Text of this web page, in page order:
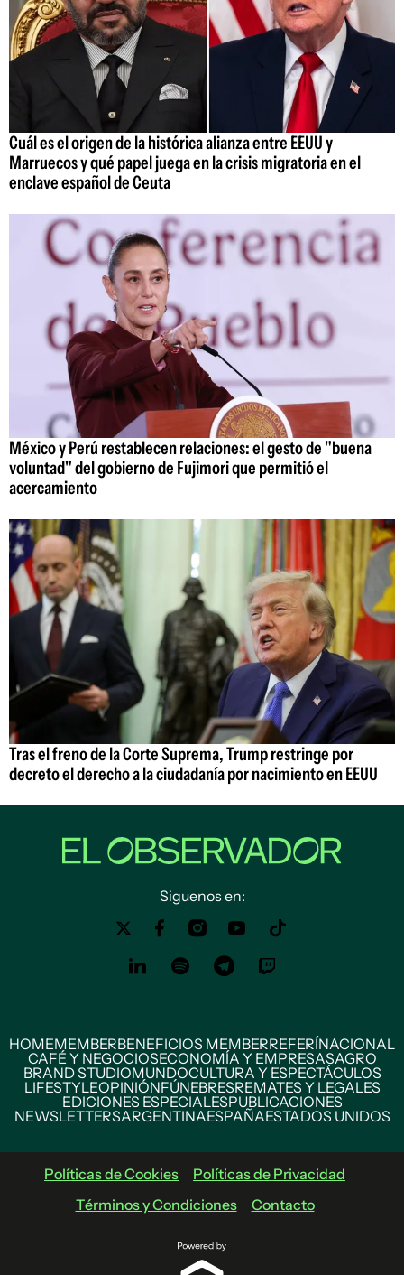
Cuál es el origen de la histórica alianza entre EEUU y
Marruecos y qué papel juega en la crisis migratoria en el
enclave español de Ceuta
México y Perú restablecen relaciones: el gesto de "buena
voluntad" del gobierno de Fujimori que permitió el
acercamiento
Tras el freno de la Corte Suprema, Trump restringe por
decreto el derecho a la ciudadanía por nacimiento en EEUU
Siguenos en:
HOMEMEMBERBENEFICIOS MEMBERREFERÍNACIONAL
CAFÉ Y NEGOCIOSECONOMÍA Y EMPRESASAGRO
BRAND STUDIOMUNDOCULTURA Y ESPECTÁCULOS
LIFESTYLEOPINIÓNFÚNEBRESREMATES Y LEGALES
EDICIONES ESPECIALESPUBLICACIONES
NEWSLETTERSARGENTINAESPAÑAESTADOS UNIDOS
Políticas de Cookies
Políticas de Privacidad
Términos y Condiciones
Contacto